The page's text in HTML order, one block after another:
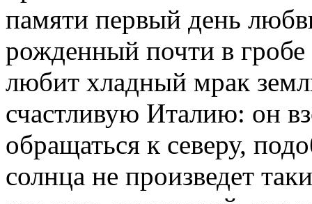
памяти первый день
рожденный почти в
любит хладный мрак
счастливую Италию: он
обращаться к северу,
солнца не произведет